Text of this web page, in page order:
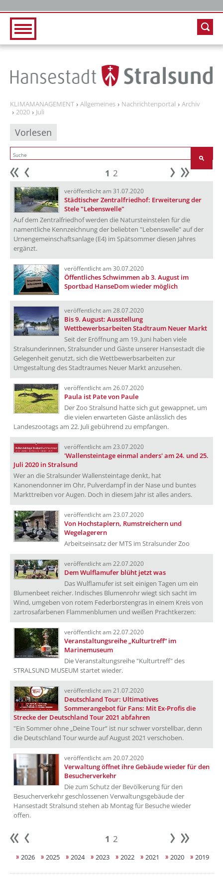
KLIMAMANAGEMENT Allgemeines Nachrichtenportal
Archiv
2020
Juli
Vorlesen
Anfang 1 2 weiter
veröffentlicht am 31.07.2020
Städtischer Zentralfriedhof: Erweiterung der
Stele "Lebenswelle"
Auf dem Zentralfriedhof werden die Natursteinstelen für die
namentliche Kennzeichnung der beliebten "Lebenswelle" auf der
Urnengemeinschaftsanlage (E4) im Spätsommer diesen Jahres
ergänzt.
veröffentlicht am 30.07.2020
Öffentliches Schwimmen ab 3. August im
Sportbad HanseDom wieder möglich
veröffentlicht am 28.07.2020
Bis 9. August: Ausstellung
Wettbewerbsarbeiten Stadtraum Neuer Markt
Seit der Eröffnung am 19. Juni haben viele
Stralsunderinnen, Stralsunder und Gäste unserer Hansestadt die
Gelegenheit genutzt, sich die Wettbewerbsarbeiten zur
Umgestaltung des Stadtraumes Neuer Markt anzusehen.
veröffentlicht am 26.07.2020
Paula ist Pate von Paule
Der Zoo Stralsund hatte sich gut gewappnet, um
die vielen erwarteten Gäste anlässlich des
Landeszootags am 22. Juli gebührend zu empfangen.
veröffentlicht am 23.07.2020
'Wallensteintage einmal anders' am 24. und 25.
Juli 2020 in Stralsund
Wer an die Stralsunder Wallensteintage denkt, hat
Kanonendonner im Ohr, Pulverdampf in der Nase und buntes
Markttreiben vor Augen. Doch in diesem Jahr ist alles anders.
veröffentlicht am 23.07.2020
Von Hochstaplern, Rumstreichern und
Wegelagerern
Arbeitseinsatz der MTS im Stralsunder Zoo
veröffentlicht am 22.07.2020
Dem Wulflamufer blüht jetzt was
Das Wulflamufer ist seit einigen Tagen um ein
Blumenbeet reicher. Indisches Blumenrohr wiegt sich sacht im
Wind, umgeben von rotem Federborstengras in einem Kreis von
zartrosafarbenen Flammenblumen und weißen Prachtkerzen:
veröffentlicht am 22.07.2020
Veranstaltungsreihe „Kulturtreff“ im
Marinemuseum
Die Veranstaltungsreihe "Kulturtreff" des
STRALSUND MUSEUM startet wieder.
veröffentlicht am 21.07.2020
Deutschland Tour: Ultimatives
Sommerangebot für Fans: Mit Ex-Profis die
Strecke der Deutschland Tour 2021 abfahren
"Ein Sommer ohne „Deine Tour“ ist nur schwer vorstellbar, denn
die Deutschland Tour wurde auf August 2021 verschoben.
veröffentlicht am 20.07.2020
Verwaltung öffnet ihre Gebäude wieder für den
Besucherverkehr
Die zum Schutz der Bevölkerung für den
Besucherverkehr geschlossenen Verwaltungsgebäude der
Hansestadt Stralsund stehen ab Montag für Besuche wieder
offen.
Anfang 1 2 weiter
2026 2025 2024 2023 2022 2021 2020 2019